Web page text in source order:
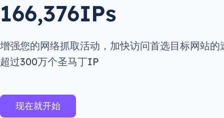
166,376IPs
增强您的网络抓取活动，加快访问首选目标网站的
超过300万个圣马丁IP
现在就开始